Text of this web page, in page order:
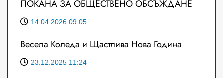
ПОКАНА ЗА ОБЩЕСТВЕНО ОБСЪЖДАНЕ
14.04.2026 09:05
Весела Коледа и Щастлива Нова Година
23.12.2025 11:24